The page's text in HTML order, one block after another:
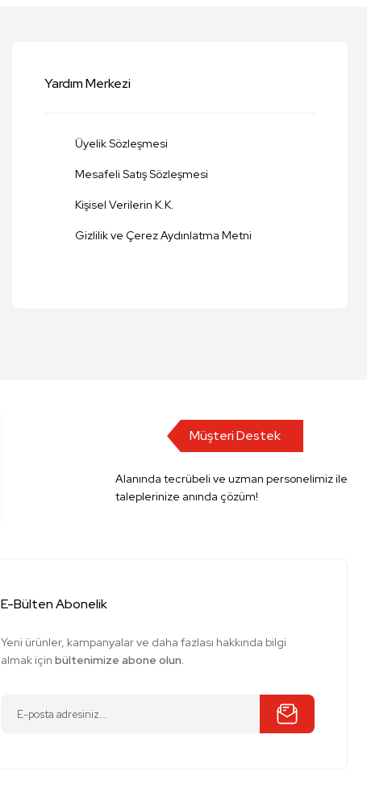
Yardım Merkezi
Üyelik Sözleşmesi
Mesafeli Satış Sözleşmesi
Kişisel Verilerin K.K.
Gizlilik ve Çerez Aydınlatma Metni
Müşteri Destek
Alanında tecrübeli ve uzman personelimiz ile
taleplerinize anında çözüm!
E-Bülten Abonelik
Yeni ürünler, kampanyalar ve daha fazlası hakkında bilgi
almak içinbültenimize abone olun.